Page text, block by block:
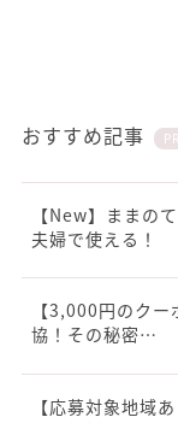
おすすめ記事 PR
【New】ままの
夫婦で使える！
【3,000円のク
協！その秘密…
【応募対象地域